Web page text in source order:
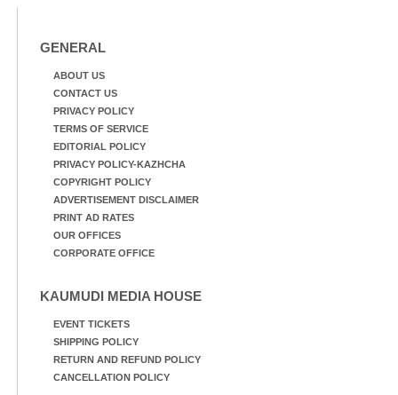
GENERAL
ABOUT US
CONTACT US
PRIVACY POLICY
TERMS OF SERVICE
EDITORIAL POLICY
PRIVACY POLICY-KAZHCHA
COPYRIGHT POLICY
ADVERTISEMENT DISCLAIMER
PRINT AD RATES
OUR OFFICES
CORPORATE OFFICE
KAUMUDI MEDIA HOUSE
EVENT TICKETS
SHIPPING POLICY
RETURN AND REFUND POLICY
CANCELLATION POLICY